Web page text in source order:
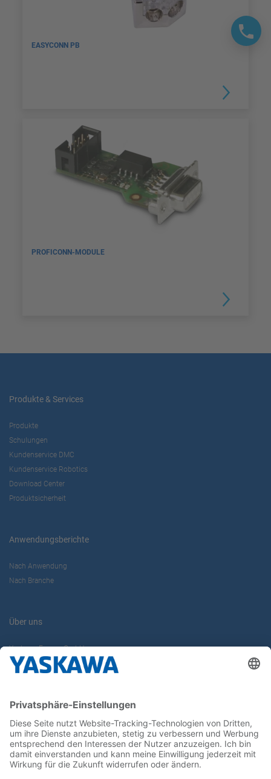
EASYCONN PB
PROFICONN-MODULE
Produkte & Services
Produkte
Schulungen
Kundenservice DMC
Kundenservice Robotics
Download Center
Produktsicherheit
Anwendungsberichte
Nach Anwendung
Nach Branche
Über uns
Yaskawa Europe GmbH
Karriere
Newsletter